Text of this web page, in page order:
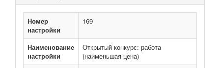
Номер
настройки
169
Наименование
настройки
Открытый конкурс: работа
(наименьшая цена)